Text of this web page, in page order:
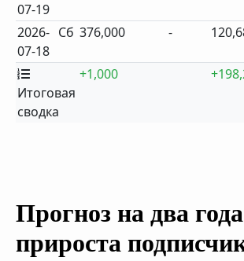
07-19
2026-
07-18
Сб 376,000 -
Итоговая
сводка
+1,000
Прогноз на два года
прироста